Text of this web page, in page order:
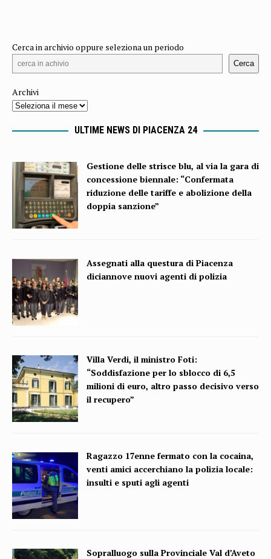
Cerca in archivio oppure seleziona un periodo
Cerca
Archivi
ULTIME NEWS DI PIACENZA 24
Gestione delle strisce blu, al via la gara di
concessione biennale: “Confermata
riduzione delle tariffe e abolizione della
doppia sanzione”
Assegnati alla questura di Piacenza
diciannove nuovi agenti di polizia
Villa Verdi, il ministro Foti:
“Soddisfazione per lo sblocco di 6,5
milioni di euro, altro passo decisivo verso
il recupero”
Ragazzo 17enne fermato con la cocaina,
venti amici accerchiano la polizia locale:
insulti e sputi agli agenti
Sopralluogo sulla Provinciale Val d’Aveto